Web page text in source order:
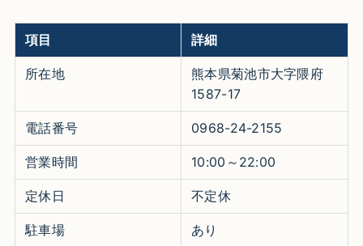
項目 詳細
所在地
熊本県菊池市大字隈府
1587-17
電話番号 0968-24-2155
営業時間 10:00～22:00
定休日 不定休
駐車場 あり